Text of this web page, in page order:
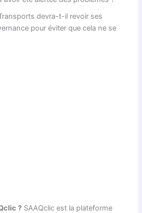
devra-t-il revoir ses
pour éviter que cela ne se
? SAAQclic est la plateforme